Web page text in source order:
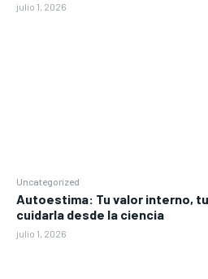
julio 1, 2026
Uncategorized
Autoestima: Tu valor interno,
cuidarla desde la ciencia
julio 1, 2026